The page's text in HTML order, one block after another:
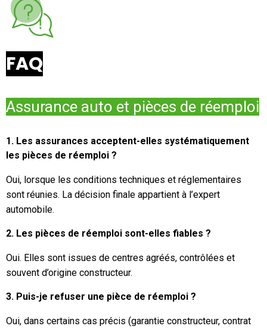
FAQ
Assurance auto et pièces de réemploi
1. Les assurances acceptent-elles systématiquement
les pièces de réemploi ?
Oui, lorsque les conditions techniques et réglementaires
sont réunies. La décision finale appartient à l’expert
automobile.
2. Les pièces de réemploi sont-elles fiables ?
Oui. Elles sont issues de centres agréés, contrôlées et
souvent d’origine constructeur.
3. Puis-je refuser une pièce de réemploi ?
Oui, dans certains cas précis (garantie constructeur, contrat